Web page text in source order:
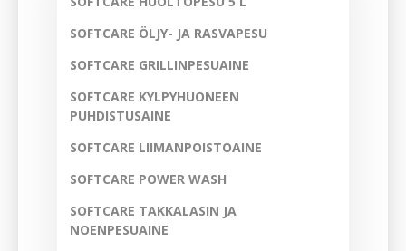
SOFTCARE ÖLJY- JA RASVAPESU
SOFTCARE GRILLINPESUAINE
SOFTCARE KYLPYHUONEEN
PUHDISTUSAINE
SOFTCARE LIIMANPOISTOAINE
SOFTCARE POWER WASH
SOFTCARE TAKKALASIN JA
NOENPESUAINE